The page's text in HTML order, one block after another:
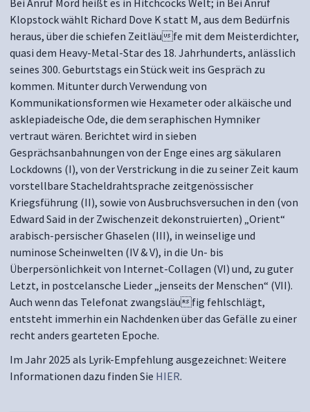
Bei Anruf Mord heißt es in Hitchcocks Welt; in Bei Anruf
Klopstock wählt Richard Dove K statt M, aus dem Bedürfnis
heraus, über die schiefen Zeitläufe mit dem Meisterdichter,
quasi dem Heavy-Metal-Star des 18. Jahrhunderts, anlässlich
seines 300. Geburtstags ein Stück weit ins Gespräch zu
kommen. Mitunter durch Verwendung von
Kommunikationsformen wie Hexameter oder alkäische und
asklepiadeische Ode, die dem seraphischen Hymniker
vertraut wären. Berichtet wird in sieben
Gesprächsanbahnungen von der Enge eines arg säkularen
Lockdowns (I), von der Verstrickung in die zu seiner Zeit kaum
vorstellbare Stacheldrahtsprache zeitgenössischer
Kriegsführung (II), sowie von Ausbruchsversuchen in den (von
Edward Said in der Zwischenzeit dekonstruierten) „Orient“
arabisch-persischer Ghaselen (III), in weinselige und
numinose Scheinwelten (IV & V), in die Un- bis
Überpersönlichkeit von Internet-Collagen (VI) und, zu guter
Letzt, in postcelansche Lieder „jenseits der Menschen“ (VII).
Auch wenn das Telefonat zwangsläufig fehlschlägt,
entsteht immerhin ein Nachdenken über das Gefälle zu einer
recht anders gearteten Epoche.
Im Jahr 2025 als Lyrik-Empfehlung ausgezeichnet: Weitere
Informationen dazu finden Sie HIER.